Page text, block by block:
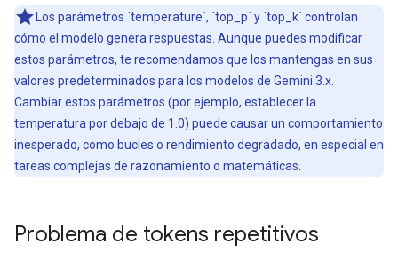
Los parámetros `temperature`, `top_p` y `top_k` controlan
cómo el modelo genera respuestas. Aunque puedes modificar
estos parámetros, te recomendamos que los mantengas en sus
valores predeterminados para los modelos de Gemini 3.x.
Cambiar estos parámetros (por ejemplo, establecer la
temperatura por debajo de 1.0) puede causar un comportamiento
inesperado, como bucles o rendimiento degradado, en especial en
tareas complejas de razonamiento o matemáticas.
Problema de tokens repetitivos